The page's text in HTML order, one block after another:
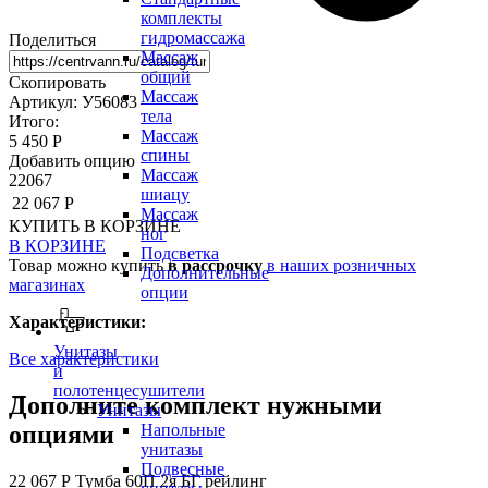
комплекты
гидромассажа
Массаж
общий
Массаж
тела
Массаж
спины
Массаж
шиацу
Массаж
ног
Подсветка
Дополнительные
опции
Унитазы
и
полотенцесушители
Унитазы
Напольные
унитазы
Подвесные
Поделиться
Скопировать
Артикул: У56083
Итого:
5 450 Р
Добавить опцию
22067
22 067 Р
КУПИТЬ В КОРЗИНЕ
В КОРЗИНЕ
Товар можно купитьв рассрочку в наших розничных
магазинах
Характеристики:
Все характеристики
Дополните комплект нужными
опциями
22 067 Р Тумба 60П 2я БГ рейлинг